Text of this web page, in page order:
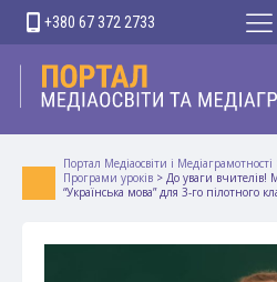
+380 67 372 2733
Портал Медіаосвіти і Медіаграмотності
Програми уроків > До уваги вчителів!
“Українська мова” для 3-го пілотного